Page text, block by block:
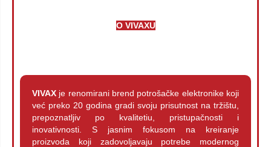
O VIVAXU
VIVAX je renomirani brend potrošačke elektronike koji
već preko 20 godina gradi svoju prisutnost na tržištu,
prepoznatljiv po kvalitetiu, pristupačnosti i
inovativnosti. S jasnim fokusom na kreiranje
proizvoda koji zadovoljavaju potrebe modernog